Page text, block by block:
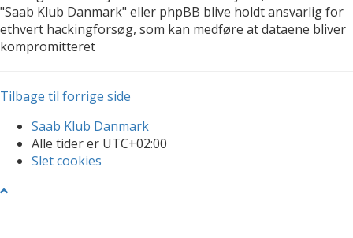
"Saab Klub Danmark" eller phpBB blive holdt ansvarlig for
ethvert hackingforsøg, som kan medføre at dataene bliver
kompromitteret
Tilbage til forrige side
Saab Klub Danmark
Alle tider er UTC+02:00
Slet cookies